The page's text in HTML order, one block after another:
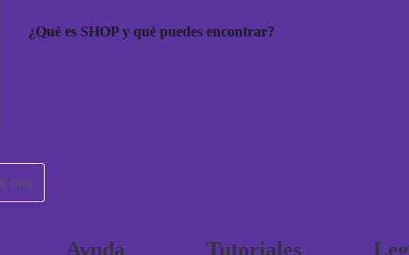
¿Qué es SHOP y qué puedes encontrar?
más
Ayuda Tutoriales